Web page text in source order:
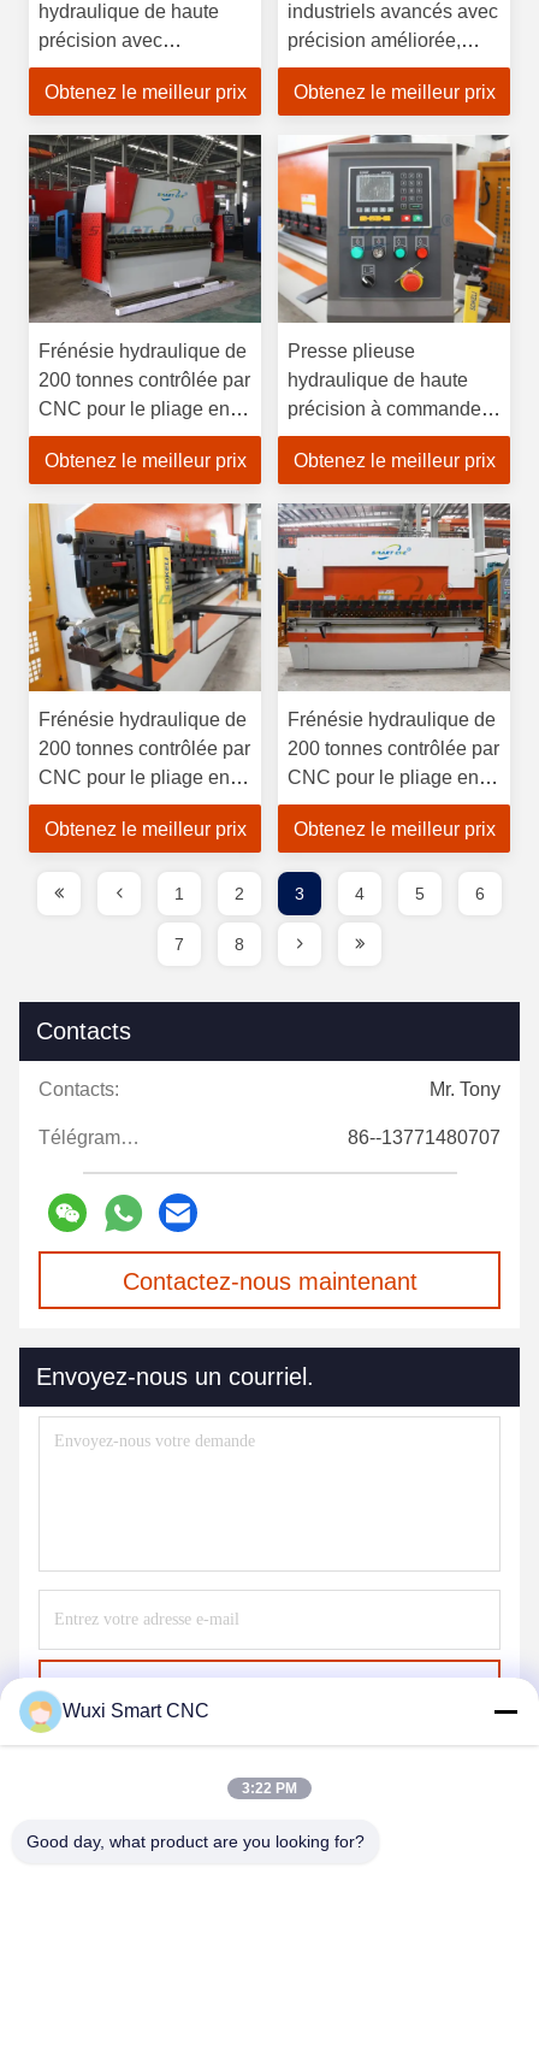
hydraulique de haute
précision avec
construction durable et
flux de données en
de précision
Obtenez le meilleur prix
industriels avancés avec
précision améliorée,
durabilité robuste et
surveillance en temps
environnements difficiles
Obtenez le meilleur prix
Frénésie hydraulique de
200 tonnes contrôlée par
CNC pour le pliage en
acier inoxydable
Obtenez le meilleur prix
Presse plieuse
hydraulique de haute
précision à commande
CNC pour le pliage de
l'acier inoxydable
Obtenez le meilleur prix
Frénésie hydraulique de
200 tonnes contrôlée par
CNC pour le pliage en
acier inoxydable
Obtenez le meilleur prix
Frénésie hydraulique de
200 tonnes contrôlée par
CNC pour le pliage en
acier inoxydable
Obtenez le meilleur prix
1 2 3 4 5 6
7 8
Contacts
Contacts: Mr. Tony
Télégramme: 86--13771480707
Contactez-nous maintenant
Envoyez-nous un courriel.
Wuxi Smart CNC
3:22 PM
Good day, what product are you looking for?